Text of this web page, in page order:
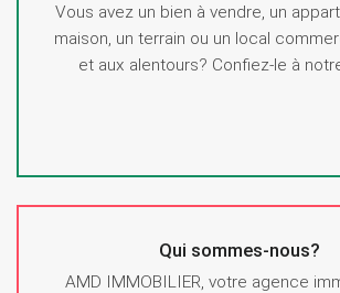
Vous avez un bien à vendre, un
maison, un terrain ou un local
et aux alentours? Confiez-le à
Qui sommes-nous?
AMD IMMOBILIER, votre agence